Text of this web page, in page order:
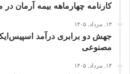
کارنامه چهارماهه بیمه آرمان
۱۴, مرداد, ۱۴۰۵
جهش دو برابری درآمد
مصنوعی
۱۴, مرداد, ۱۴۰۵